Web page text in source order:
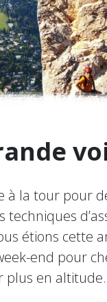
à la tour pour
techniques
étions cette
end pour
plus en altitude.